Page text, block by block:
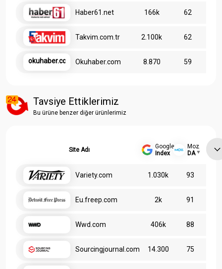
Haber61.net 166k 62
Takvim.com.tr 2.100k 62
okuhaber.com Okuhaber.com 8.870 59
Tavsiye Ettiklerimiz
Bu ürüne benzer diğer ürünlerimiz
Site Adı
Google
Index
Moz
DA
Variety.com 1.030k 93
Eu.freep.com 2k 91
Wwd.com 406k 88
Sourcingjournal.com 14.300 75